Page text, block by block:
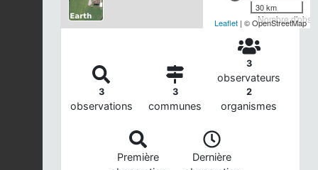
Nombre
30 km
Leaflet | © OpenStreetMap
3
observations
3
communes
3
observateurs
2
organismes
Première
Dernière